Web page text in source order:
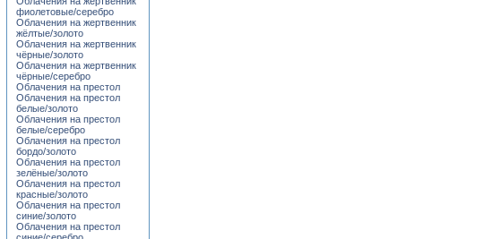
фиолетовые/серебро
Облачения на жертвенник
жёлтые/золото
Облачения на жертвенник
чёрные/золото
Облачения на жертвенник
чёрные/серебро
Облачения на престол
Облачения на престол
белые/золото
Облачения на престол
белые/серебро
Облачения на престол
бордо/золото
Облачения на престол
зелёные/золото
Облачения на престол
красные/золото
Облачения на престол
синие/золото
Облачения на престол